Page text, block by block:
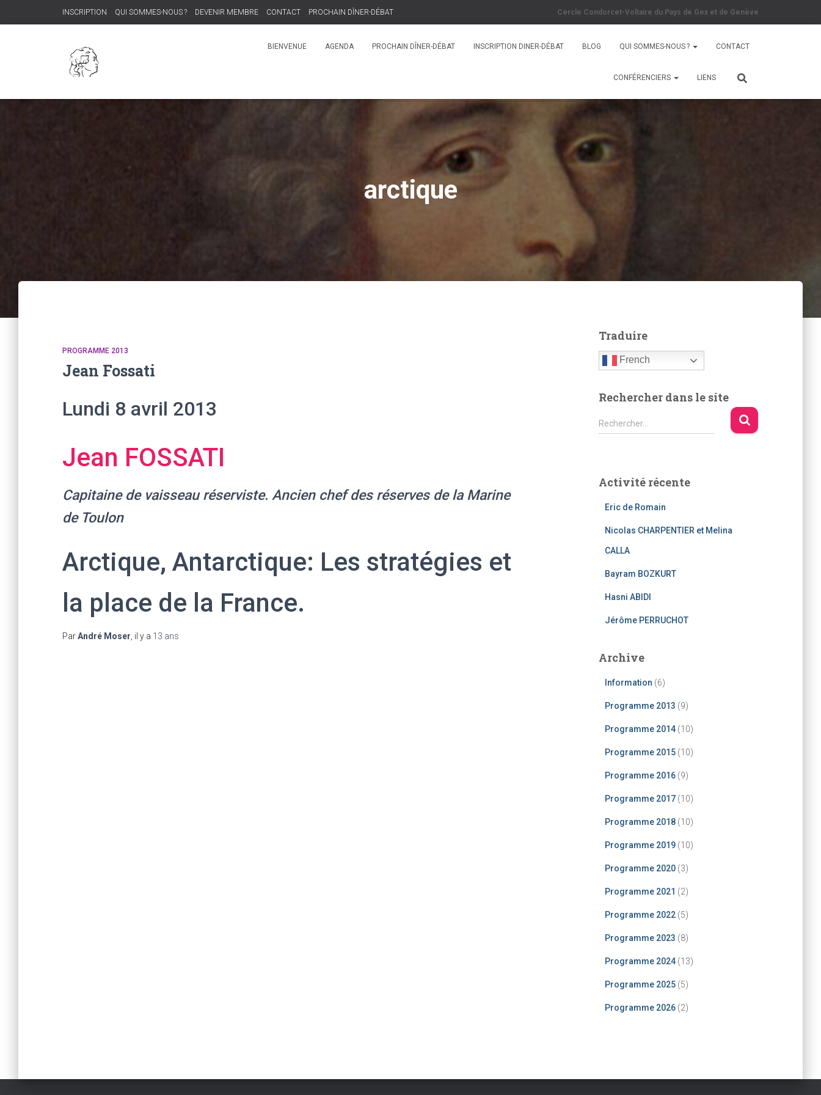
Cercle Condorcet-Voltaire du Pays de Gex et de Genève
INSCRIPTION QUI SOMMES-NOUS ? DEVENIR MEMBRE CONTACT PROCHAIN DÎNER-DÉBAT
BIENVENUE AGENDA PROCHAIN DÎNER-DÉBAT INSCRIPTION DINER-DÉBAT BLOG QUI SOMMES-NOUS ? CONTACT
CONFÉRENCIERS LIENS
arctique
PROGRAMME 2013
Jean Fossati
Lundi 8 avril 2013
Jean FOSSATI
Capitaine de vaisseau réserviste. Ancien chef des réserves de la Marine
de Toulon
Arctique, Antarctique: Les stratégies et
la place de la France.
ParAndré Moser , il y a 13 ans
Traduire
French
Rechercher dans le site
R
e
r
Rechercher…
Activité récente
Eric de Romain
Nicolas CHARPENTIER et Melina
CALLA
Bayram BOZKURT
Hasni ABIDI
Jérôme PERRUCHOT
Archive
Information (6)
Programme 2013 (9)
Programme 2014(10)
Programme 2015(10)
Programme 2016(9)
Programme 2017(10)
Programme 2018(10)
Programme 2019(10)
Programme 2020(3)
Programme 2021 (2)
Programme 2022(5)
Programme 2023 (8)
Programme 2024(13)
Programme 2025(5)
Programme 2026(2)